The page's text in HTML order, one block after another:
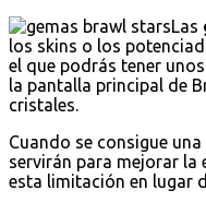
Las
los skins o los
el que podrás tener
la pantalla principal de
cristales.
Cuando se consigue
servirán para mejorar la
esta limitación en lugar